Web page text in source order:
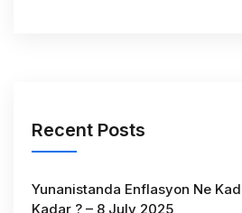
Recent Posts
Yunanistanda Enflasyon Ne
Kadar ? – 8 July 2025